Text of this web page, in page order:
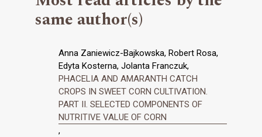
same author(s)
Anna Zaniewicz-Bajkowska, Robert Rosa,
Edyta Kosterna, Jolanta Franczuk,
PHACELIA AND AMARANTH CATCH
CROPS IN SWEET CORN CULTIVATION.
PART II. SELECTED COMPONENTS OF
NUTRITIVE VALUE OF CORN
,